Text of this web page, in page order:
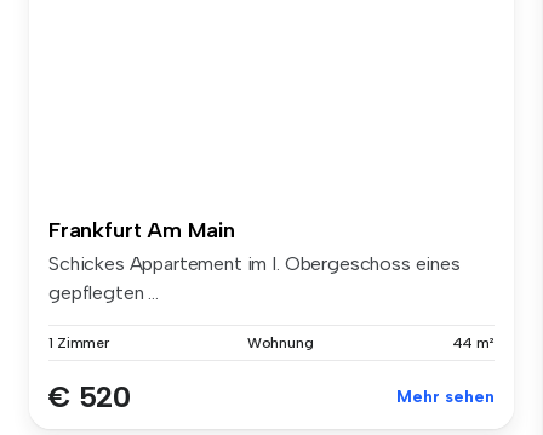
Frankfurt Am Main
Schickes Appartement im I. Obergeschoss eines
gepflegten ...
1 Zimmer Wohnung 44 m²
€ 520 Mehr sehen